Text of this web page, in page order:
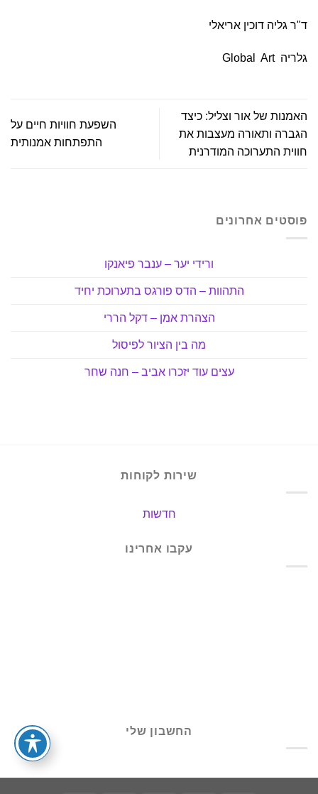
ד"ר גליה דוכין אריאלי
גלריה Global Art
האמנות של אור וצליל: כיצד
הגברה ותאורה מעצבות את
חווית התערוכה המודרנית
השפעת חוויות חיים על
התפתחות אמנותית
פוסטים אחרונים
ורידי יער – ענבר פיאנקו
התהוות – הדס פורגס בתערוכת יחיד
הצהרת אמן – דקל הררי
מה בין הציור לפיסול
עצים עוד יזכרו אביב – חנה שחר
שירות לקוחות
חדשות
עקבו אחרינו
החשבון שלי